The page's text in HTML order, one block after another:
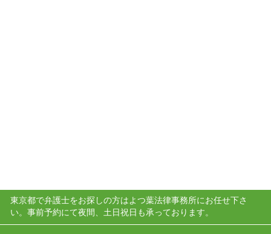
東京都で弁護士をお探しの方はよつ葉法律事務所にお任せ下さ
い。事前予約にて夜間、土日祝日も承っております。